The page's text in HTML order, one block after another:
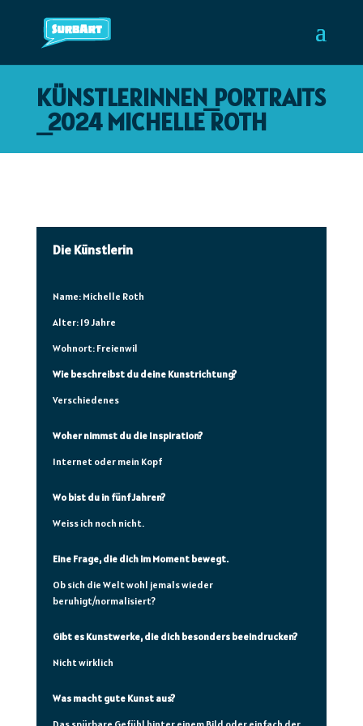
KÜNSTLERINNEN_PORTRAITS
_2024 MICHELLE ROTH
Die Künstlerin
Name: Michelle Roth
Alter: 19 Jahre
Wohnort: Freienwil
Wie beschreibst du deine Kunstrichtung?
Verschiedenes
Woher nimmst du die Inspiration?
Internet oder mein Kopf
Wo bist du in fünf Jahren?
Weiss ich noch nicht.
Eine Frage, die dich im Moment bewegt.
Ob sich die Welt wohl jemals wieder
beruhigt/normalisiert?
Gibt es Kunstwerke, die dich besonders beeindrucken?
Nicht wirklich
Was macht gute Kunst aus?